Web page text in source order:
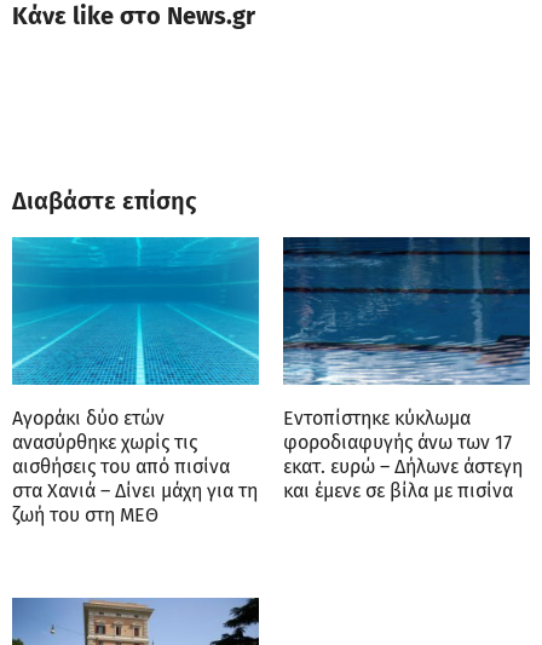
Κάνε like στο News.gr
Διαβάστε επίσης
Αγοράκι δύο ετών
ανασύρθηκε χωρίς τις
αισθήσεις του από πισίνα
στα Χανιά – Δίνει μάχη για τη
ζωή του στη ΜΕΘ
Eντoπίστηκε κύκλωμα
φοροδιαφυγής άνω των 17
εκατ. ευρώ – Δήλωνε άστεγη
και έμενε σε βίλα με πισίνα